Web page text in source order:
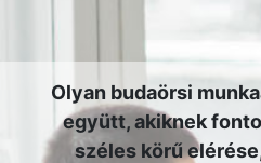
Olyan budaörsi
együtt, akiknek
széles körű